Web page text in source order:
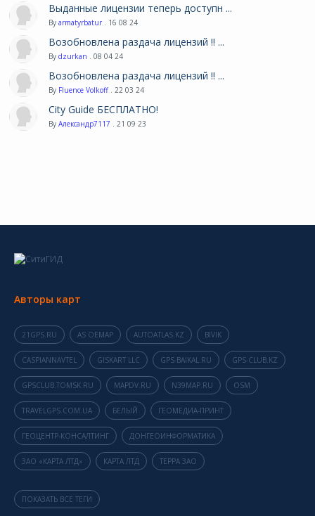
Выданные лицензии теперь доступн ...
By armatyrbatur . 16 08 24
Возобновлена раздача лицензий !! ...
By dzurkan . 08 04 24
Возобновлена раздача лицензий !! ...
By Fluence Volkoff . 22 03 24
City Guide БЕСПЛАТНО!
By Александр7117 . 21 09 23
Авторы карт
21GPS.RU AS OEMAP AUTOATLAS.KZ BIVIK
CASPIANNAVTEL GISKART LLC GPS-BAIKAL.RU GPS-CLUB.KZ
GPSCLUB.TOMSK.RU MAPDV.RU N39MAP.RU OSM
TRAVELGPS.COM.UA БЕЛЫЙ ГЕОМЕДИА-ПРИНТ
ГЕОЦЕНТР-КОНСАЛТИНГ ДОНГЕОИНФОРМАТИКА
ЗАО «КАРТА ЛТД» КАРТА ЛТД ТЕРРА ЗАО
ПОКАЗАТЬ ВСЕ ТЕГИ